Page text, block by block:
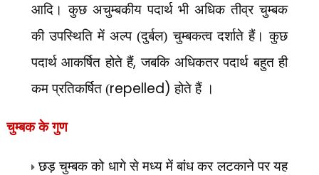
आदि। कुछ अचुम्बकीय पदार्थ भी अधिक तीव्र चुम्बक
की उपस्थिति में अल्प (दुर्बल) चुम्बकत्व दर्शाते हैं। कुछ
पदार्थ आकर्षित होते हैं,जबकि अधिकतर पदार्थ बहुत ही
कम प्रतिकर्षित (repelled)होते हैं ।
चुम्बक के गुण
छड़ चुम्बक को धागे से मध्य में बांध कर लटकाने पर यह